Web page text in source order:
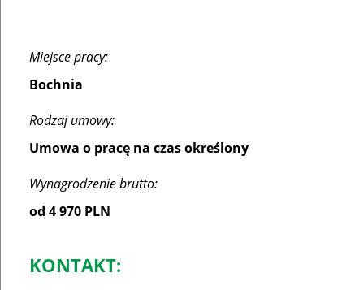
Miejsce pracy:
Bochnia
Rodzaj umowy:
Umowa o pracę na czas określony
Wynagrodzenie brutto:
od 4 970 PLN
KONTAKT: